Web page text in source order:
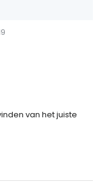
van het juiste